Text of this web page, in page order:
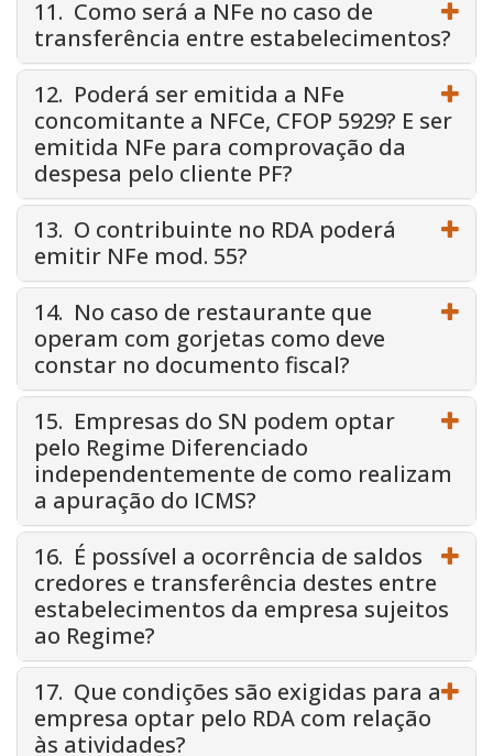
11. Como será a NFe no caso de
transferência entre estabelecimentos?
12. Poderá ser emitida a NFe
concomitante a NFCe, CFOP 5929? E ser
emitida NFe para comprovação da
despesa pelo cliente PF?
13. O contribuinte no RDA poderá
emitir NFe mod. 55?
14. No caso de restaurante que
operam com gorjetas como deve
constar no documento fiscal?
15. Empresas do SN podem optar
pelo Regime Diferenciado
independentemente de como realizam
a apuração do ICMS?
16. É possível a ocorrência de saldos
credores e transferência destes entre
estabelecimentos da empresa sujeitos
ao Regime?
17. Que condições são exigidas para a
empresa optar pelo RDA com relação
às atividades?